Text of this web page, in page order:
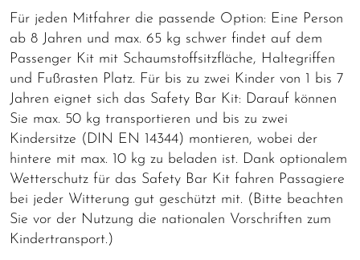
Für jeden Mitfahrer die passende Option: Eine Person
ab 8 Jahren und max. 65 kg schwer findet auf dem
Passenger Kit mit Schaumstoffsitzfläche, Haltegriffen
und Fußrasten Platz. Für bis zu zwei Kinder von 1 bis 7
Jahren eignet sich das Safety Bar Kit: Darauf können
Sie max. 50 kg transportieren und bis zu zwei
Kindersitze (DIN EN 14344) montieren, wobei der
hintere mit max. 10 kg zu beladen ist. Dank optionalem
Wetterschutz für das Safety Bar Kit fahren Passagiere
bei jeder Witterung gut geschützt mit. (Bitte beachten
Sie vor der Nutzung die nationalen Vorschriften zum
Kindertransport.)